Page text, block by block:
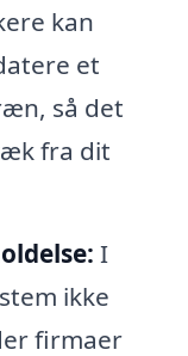
kan
et
så det
fra dit
I
ikke
firmaer